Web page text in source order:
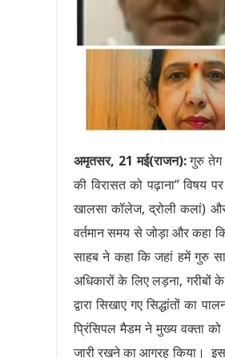
अमृतसर, 21 मई(राजन):गुरु तेग
की विरासत को पढ़ाना” विषय
खालसा कॉलेज, द्रोली कलां) और
वर्तमान समय से जोड़ा और कहा कि
साहब ने कहा कि जहां हमें गुरु
अधिकारों के लिए लड़ना, गरीबों
द्वारा सिखाए गए सिद्धांतों
प्रिंसिपल मैडम ने मुख्य वक्ता
जारी रखने का आग्रह किया।